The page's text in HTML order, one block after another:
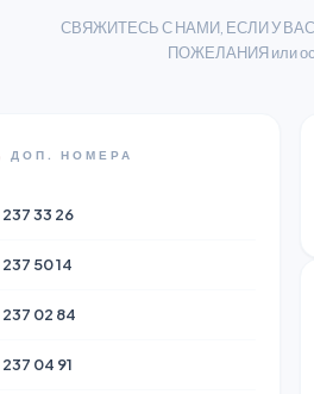
СВЯЖИТЕСЬ С НАМИ, ЕСЛИ У
ПОЖЕЛАНИЯ или
ДОП. НОМЕРА
237 33 26
237 50 14
237 02 84
237 04 91